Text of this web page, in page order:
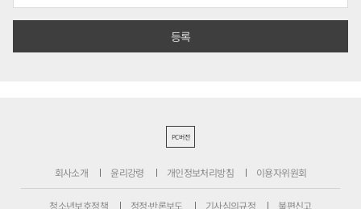
PC버전
회사소개 윤리강령 개인정보처리방침 이용자위원회
청소년보호정책 정정·반론보도 기사심의규정 불편신고